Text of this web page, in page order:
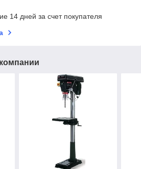
14 дней за счет покупателя